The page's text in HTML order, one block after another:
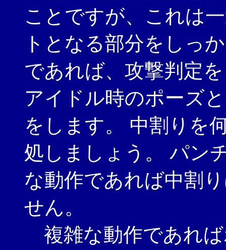
ことですが、これは
トとなる部分をしっ
であれば、攻撃判定
アイドル時のポーズ
をします。 中割りを
処しましょう。 パン
な動作であれば中割
せん。
複雑な動作であれ